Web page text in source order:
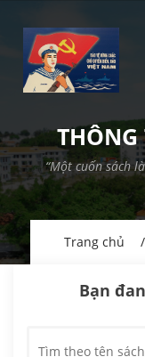
THÔNG
“Một cuốn sách
Trang chủ
Bạn